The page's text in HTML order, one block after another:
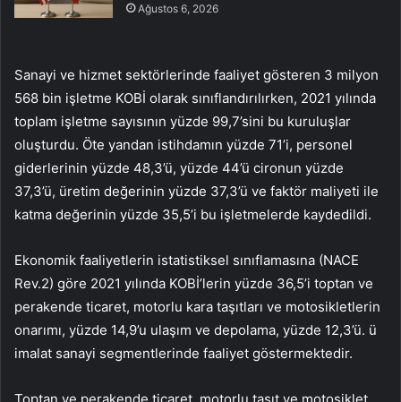
Ağustos 6, 2026
Sanayi ve hizmet sektörlerinde faaliyet gösteren 3 milyon
568 bin işletme KOBİ olarak sınıflandırılırken, 2021 yılında
toplam işletme sayısının yüzde 99,7’sini bu kuruluşlar
oluşturdu. Öte yandan istihdamın yüzde 71’i, personel
giderlerinin yüzde 48,3’ü, yüzde 44’ü cironun yüzde
37,3’ü, üretim değerinin yüzde 37,3’ü ve faktör maliyeti ile
katma değerinin yüzde 35,5’i bu işletmelerde kaydedildi.
Ekonomik faaliyetlerin istatistiksel sınıflamasına (NACE
Rev.2) göre 2021 yılında KOBİ’lerin yüzde 36,5’i toptan ve
perakende ticaret, motorlu kara taşıtları ve motosikletlerin
onarımı, yüzde 14,9’u ulaşım ve depolama, yüzde 12,3’ü. ü
imalat sanayi segmentlerinde faaliyet göstermektedir.
Toptan ve perakende ticaret, motorlu taşıt ve motosiklet